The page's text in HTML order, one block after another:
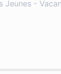
Jeunes -